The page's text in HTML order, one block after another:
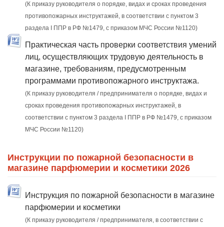
(К приказу руководителя о порядке, видах и сроках проведения
противопожарных инструктажей, в соответствии с пунктом 3
раздела I ППР в РФ №1479, с приказом МЧС России №1120)
Практическая часть проверки соответствия умений
лиц, осуществляющих трудовую деятельность в
магазине, требованиям, предусмотренным
программами противопожарного инструктажа.
(К приказу руководителя / предпринимателя о порядке, видах и
сроках проведения противопожарных инструктажей, в
соответствии с пунктом 3 раздела I ППР в РФ №1479, с приказом
МЧС России №1120)
Инструкции по пожарной безопасности в
магазине парфюмерии и косметики 2026
Инструкция по пожарной безопасности в магазине
парфюмерии и косметики
(К приказу руководителя / предпринимателя, в соответствии с